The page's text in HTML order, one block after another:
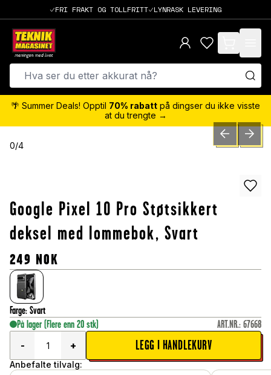
FRI FRAKT OG TOLLFRITT LYNRASK LEVERING
items in cart,
🌴 Summer Deals! Opptil 70% rabatt på dingser du ikke visste
at du trengte →
0/4 PREVIOUSNEXT
Google Pixel 10 Pro Støtsikkert
deksel med lommebok, Svart
249 NOK
Farge: Svart
På lager (Flere enn 20 stk) ART.NR.: 67668
-
+ LEGG I HANDLEKURV
Anbefalte tilvalg: